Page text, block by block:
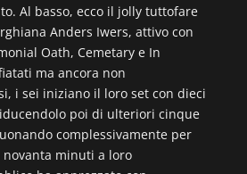
Al basso, ecco il jolly tuttofare
Anders Iwers, attivo con
Oath, Cemetary e In
ma ancora non
i sei iniziano il loro set con dieci
poi di ulteriori cinque
complessivamente per
minuti a loro